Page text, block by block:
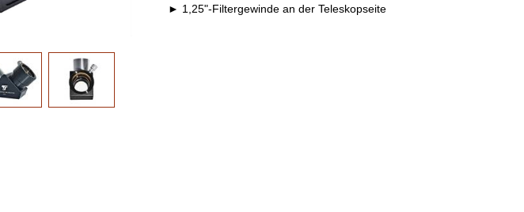
1,25"-Filtergewinde an der Teleskopseite